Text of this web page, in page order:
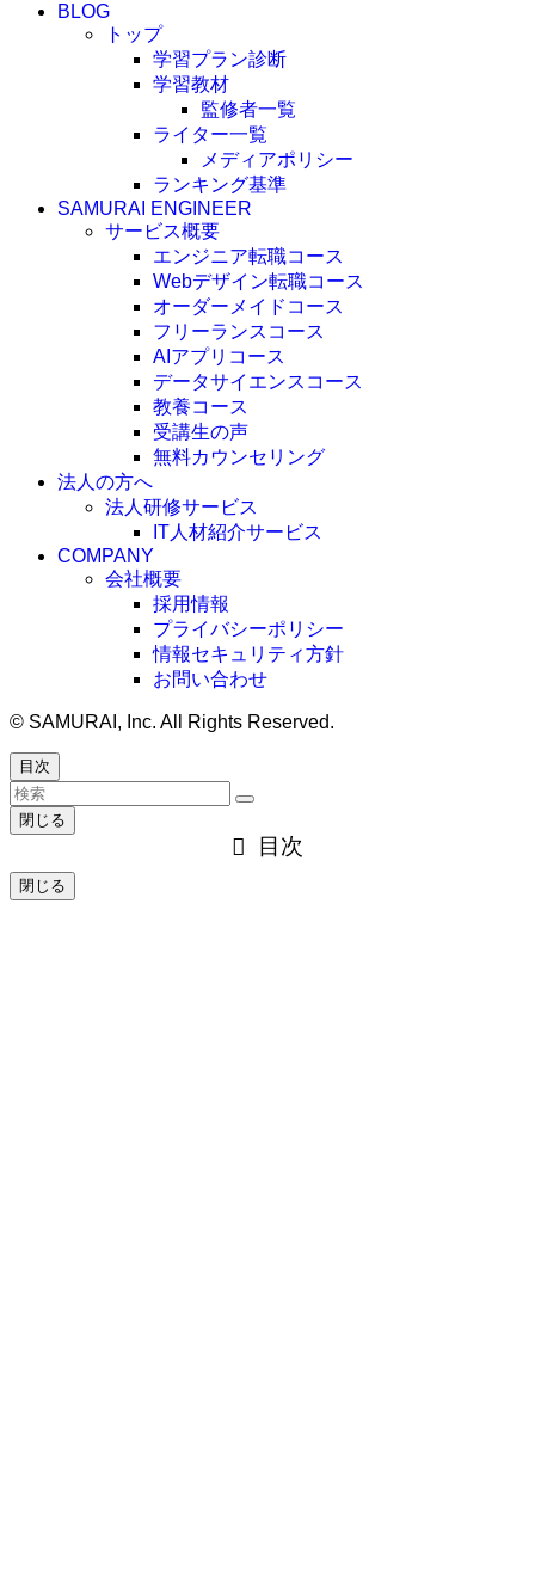
BLOG
トップ
学習プラン診断
学習教材
監修者一覧
ライター一覧
メディアポリシー
ランキング基準
SAMURAI ENGINEER
サービス概要
エンジニア転職コース
Webデザイン転職コース
オーダーメイドコース
フリーランスコース
AIアプリコース
データサイエンスコース
教養コース
受講生の声
無料カウンセリング
法人の方へ
法人研修サービス
IT人材紹介サービス
COMPANY
会社概要
採用情報
プライバシーポリシー
情報セキュリティ方針
お問い合わせ
© SAMURAI, Inc. All Rights Reserved.
目次
閉じる
目次
閉じる